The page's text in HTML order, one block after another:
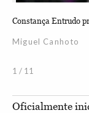
Constança Entrudo
Miguel Canhoto
1 / 11
Oficialmente